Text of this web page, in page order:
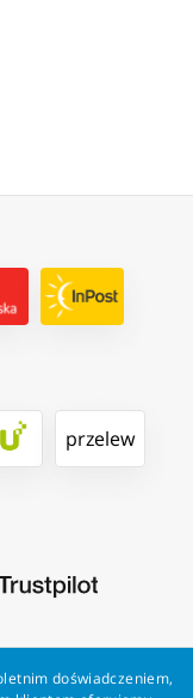
przelew
doświadczeniem,